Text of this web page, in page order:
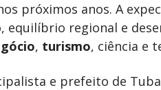
próximos anos. A
equilíbrio regional e
, turismo, ciência e
e prefeito de